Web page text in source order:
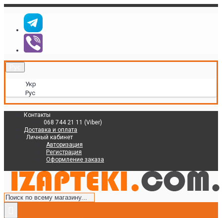
Укр
Рус
Контакты
068 744 21 11 (Viber)
Доставка и оплата
Личный кабинет
Авторизация
Регистрация
Оформление заказа